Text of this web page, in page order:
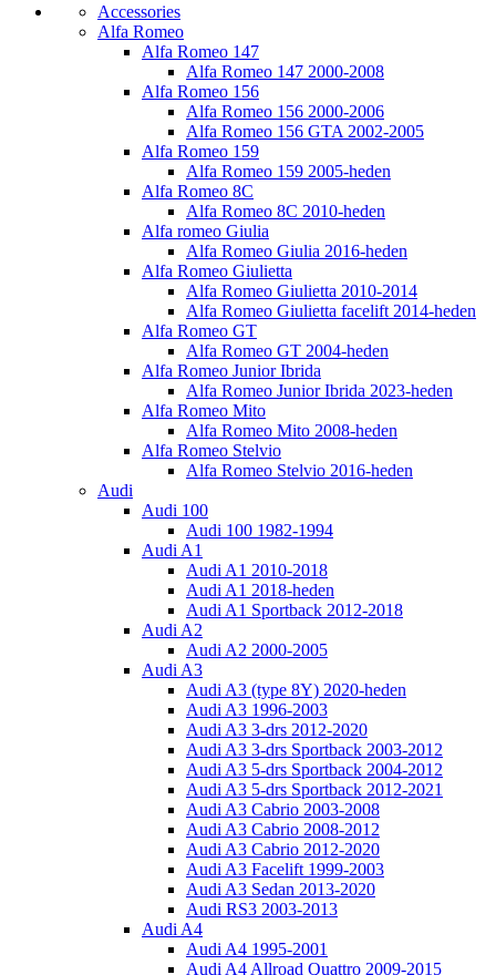
Accessories
Alfa Romeo
Alfa Romeo 147
Alfa Romeo 147 2000-2008
Alfa Romeo 156
Alfa Romeo 156 2000-2006
Alfa Romeo 156 GTA 2002-2005
Alfa Romeo 159
Alfa Romeo 159 2005-heden
Alfa Romeo 8C
Alfa Romeo 8C 2010-heden
Alfa romeo Giulia
Alfa Romeo Giulia 2016-heden
Alfa Romeo Giulietta
Alfa Romeo Giulietta 2010-2014
Alfa Romeo Giulietta facelift 2014-heden
Alfa Romeo GT
Alfa Romeo GT 2004-heden
Alfa Romeo Junior Ibrida
Alfa Romeo Junior Ibrida 2023-heden
Alfa Romeo Mito
Alfa Romeo Mito 2008-heden
Alfa Romeo Stelvio
Alfa Romeo Stelvio 2016-heden
Audi
Audi 100
Audi 100 1982-1994
Audi A1
Audi A1 2010-2018
Audi A1 2018-heden
Audi A1 Sportback 2012-2018
Audi A2
Audi A2 2000-2005
Audi A3
Audi A3 (type 8Y) 2020-heden
Audi A3 1996-2003
Audi A3 3-drs 2012-2020
Audi A3 3-drs Sportback 2003-2012
Audi A3 5-drs Sportback 2004-2012
Audi A3 5-drs Sportback 2012-2021
Audi A3 Cabrio 2003-2008
Audi A3 Cabrio 2008-2012
Audi A3 Cabrio 2012-2020
Audi A3 Facelift 1999-2003
Audi A3 Sedan 2013-2020
Audi RS3 2003-2013
Audi A4
Audi A4 1995-2001
Audi A4 Allroad Quattro 2009-2015